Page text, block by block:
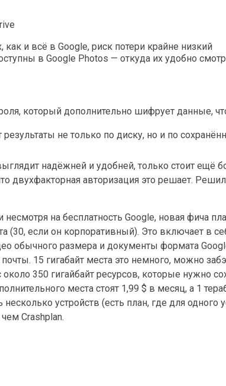
и всё в Google, риск потери крайне низкий
в Google Photos — откуда их удобно
который дополнительно шифрует данные,
не только по диску, но и по
надёжней и удобней, только стоит ещё
двухфакторная авторизация это решает.
на бесплатность Google, новая фича
(30, если он корпоративный). Это включает в
обычного размера и документы формата
15 гигабайт места это немного, можно
350 гигайбайт ресурсов, которые нужно
места стоят 1,99 $ в месяц, а 1
устройств (есть план, где для одного
Crashplan.